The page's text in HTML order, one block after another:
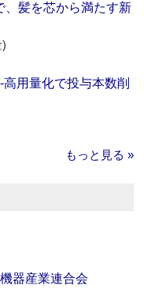
、髪を芯から満たす新
高用量化で投与本数削
もっと見る »
器産業連合会